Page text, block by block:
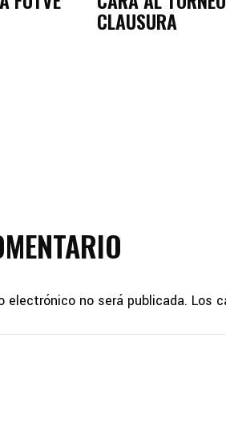
CLAUSURA
electrónico no será publicada. Los